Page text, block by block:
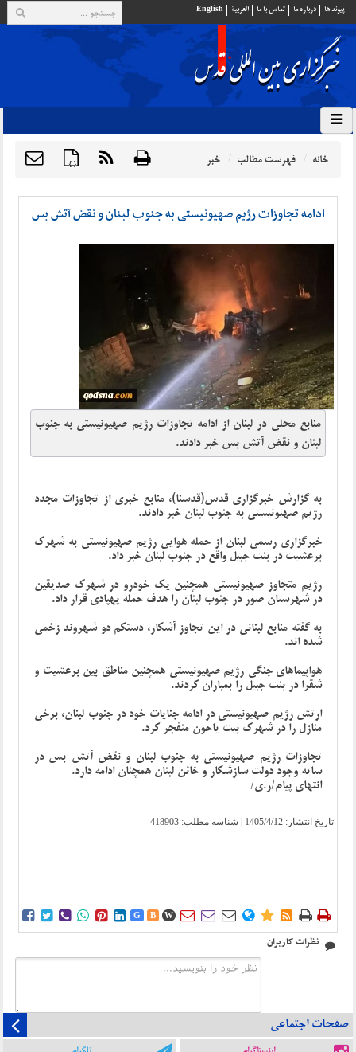
پيوند ها درباره ما تماس با ما العربية English
{ } خانه فهرست مطالب خبر
ادامه تجاوزات رژیم صهیونیستی به جنوب لبنان و نقض آتش بس
منابع محلی در لبنان از ادامه تجاوزات رژیم صهیونیستی به جنوب
لبنان و نقض آتش بس خبر دادند.
به گزارش خبرگزاری قدس(قدسنا)، منابع خبری از تجاوزات مجدد
رژیم صهیونیستی به جنوب لبنان خبر دادند.
خبرگزاری رسمی لبنان از حمله هوایی رژیم صهیونیستی به شهرک
برعشیت در بنت جبیل واقع در جنوب لبنان خبر داد.
رژیم متجاوز صهیونیستی همچنین یک خودرو در شهرک صدیقین
در شهرستان صور در جنوب لبنان را هدف حمله پهپادی قرار داد.
به گفته منابع لبنانی در این تجاوز آشکار، دستکم دو شهروند زخمی
شده اند.
هواپیماهای جنگی رژیم صهیونیستی همچنین مناطق بین برعشیت و
شقرا در بنت جبیل را بمباران کردند.
ارتش رژیم صهیونیستی در ادامه جنایات خود در جنوب لبنان، برخی
منازل را در شهرک بیت یاحون منفجر کرد.
تجاوزات رژیم صهیونیستی به جنوب لبنان و نقض آتش بس در
سایه وجود دولت سازشکار و خائن لبنان همچنان ادامه دارد.
انتهای پیام/ر.ی/
تاریخ انتشار: 1405/4/12 | شناسه مطلب: 418903
      G B W        
نظرات کاربران
صفحات اجتماعی